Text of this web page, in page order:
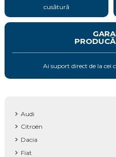
cusătură
Ai suport direct de la cei
Audi
Citroën
Dacia
Fiat